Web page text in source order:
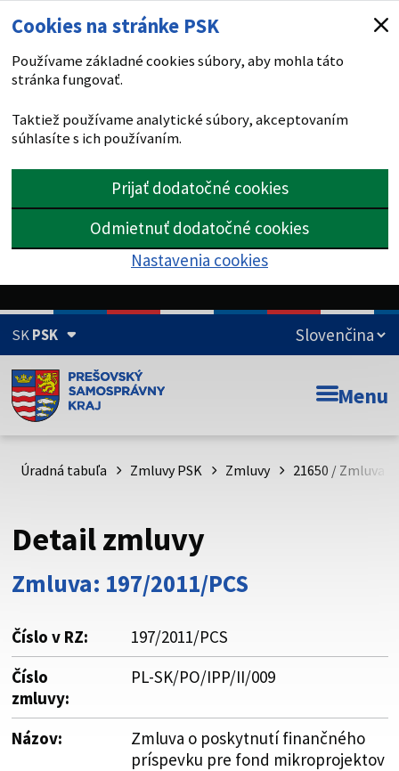
Cookies na stránke PSK
Používame základné cookies súbory, aby mohla táto
stránka fungovať.
Taktiež používame analytické súbory, akceptovaním
súhlasíte s ich používaním.
Prijať dodatočné cookies
Odmietnuť dodatočné cookies
Nastavenia cookies
SKPSK
Doména psk.sk je oficiálna
Toto je oficiálna webová stránka Prešovského
psk.sk.
Buďte pozorní a vždy sa uistite, že zdieľate informácie iba
cez zabezpečenú webovú stránku. Zabezpečená stránka
vždy začína https:// pred názvom domény webového sídla.
Menu
Úradná tabuľa Zmluvy PSK Zmluvy 21650 / Zmluva
Detail zmluvy
Zmluva: 197/2011/PCS
Číslo v RZ:
197/2011/PCS
Číslo
zmluvy:
PL-SK/PO/IPP/II/009
Názov:
Zmluva o poskytnutí finančného
príspevku pre fond mikroprojektov